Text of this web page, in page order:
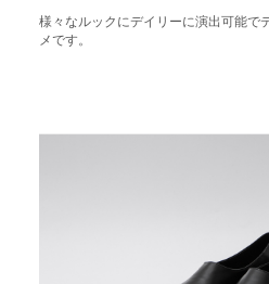
様々なルックにデイリーに演出可能で
メです。